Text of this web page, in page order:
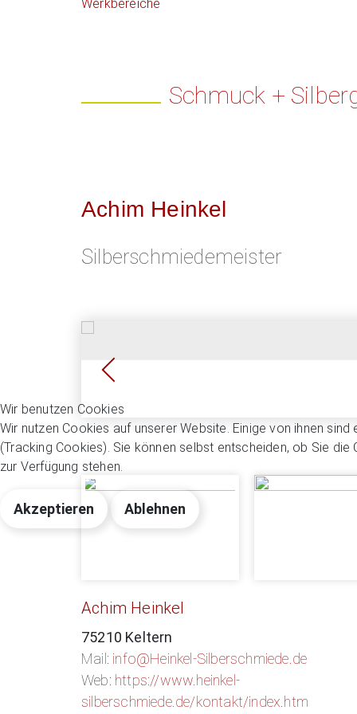
Werkbereiche
Schmuck +
Achim Heinkel
Silberschmiedemeister
Achim Heinkel
75210 Keltern
Mail: info@Heinkel-Silberschmiede.de
Web: https://www.heinkel-
silberschmiede.de/kontakt/index.htm
Wir benutzen Cookies
Wir nutzen Cookies auf unserer Website. Einige von ihnen
(Tracking Cookies). Sie können selbst entscheiden, ob Sie
zur Verfügung stehen.
Akzeptieren Ablehnen